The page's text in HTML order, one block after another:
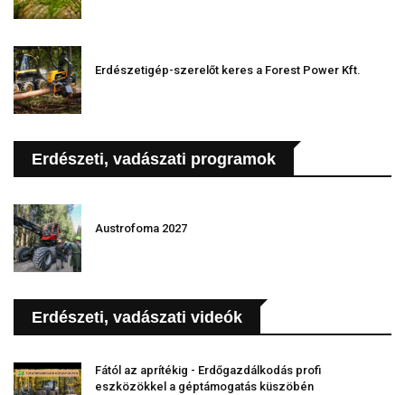
Erdészetigép-szerelőt keres a Forest Power Kft.
Erdészeti, vadászati programok
Austrofoma 2027
Erdészeti, vadászati videók
Fától az aprítékig - Erdőgazdálkodás profi
eszközökkel a géptámogatás küszöbén